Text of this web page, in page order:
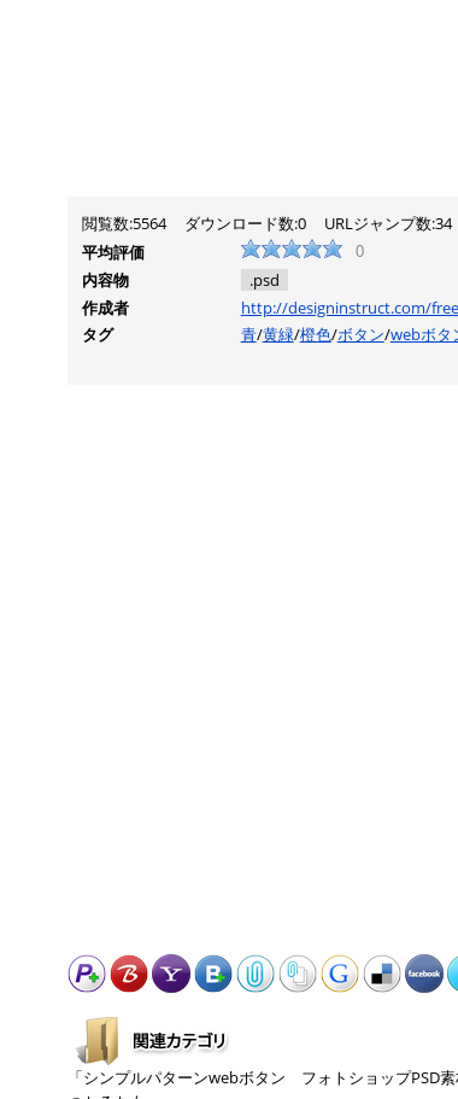
閲覧数:5564
ダウンロード数:0
URLジャンプ数:34
平均評価
0
内容物
.psd
作成者
http://designinstruct.com/
タグ
青/黄緑/橙色/ボタン/webボタ
「シンプルパターンwebボタン フォトショップPSD